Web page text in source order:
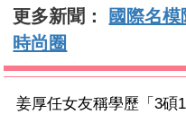
更多新聞：
國際名
時尚圈
姜厚任女友稱學歷「3碩